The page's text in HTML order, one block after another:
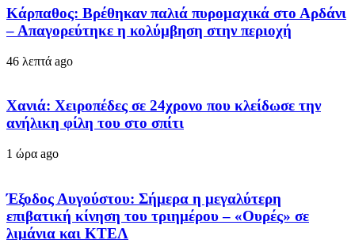
Κάρπαθος: Βρέθηκαν παλιά πυρομαχικά στο Αρδάνι
– Απαγορεύτηκε η κολύμβηση στην περιοχή
46 λεπτά ago
Χανιά: Χειροπέδες σε 24χρονο που κλείδωσε την
ανήλικη φίλη του στο σπίτι
1 ώρα ago
Έξοδος Αυγούστου: Σήμερα η μεγαλύτερη
επιβατική κίνηση του τριημέρου – «Ουρές» σε
λιμάνια και ΚΤΕΛ